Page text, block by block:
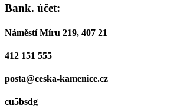
Bank. účet:
Náměstí Míru 219, 407 21
412 151 555
posta@ceska-kamenice.cz
cu5bsdg